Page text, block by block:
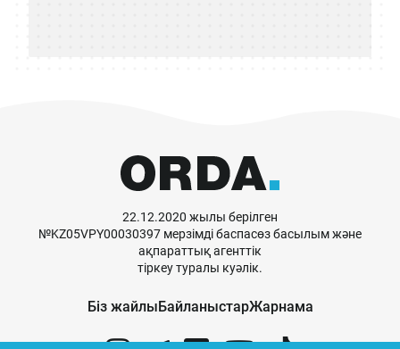
22.12.2020 жылы берілген
№KZ05VPY00030397 мерзімді баспасөз басылым және
ақпараттық агенттік
тіркеу туралы куәлік.
Біз жайлыБайланыстарЖарнама